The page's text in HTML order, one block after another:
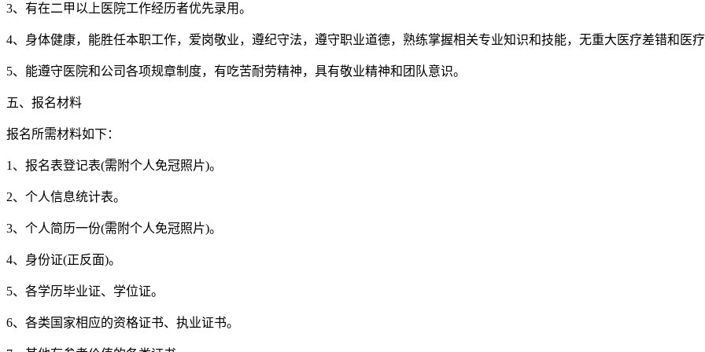
3、有在二甲以上医院工作经历者优先录用。
4、身体健康，能胜任本职工作，爱岗敬业，遵纪守法，遵守职业道德，熟练掌握相关专业知识和技能，无重大医疗差错和医疗
5、能遵守医院和公司各项规章制度，有吃苦耐劳精神，具有敬业精神和团队意识。
五、报名材料
报名所需材料如下：
1、报名表登记表(需附个人免冠照片)。
2、个人信息统计表。
3、个人简历一份(需附个人免冠照片)。
4、身份证(正反面)。
5、各学历毕业证、学位证。
6、各类国家相应的资格证书、执业证书。